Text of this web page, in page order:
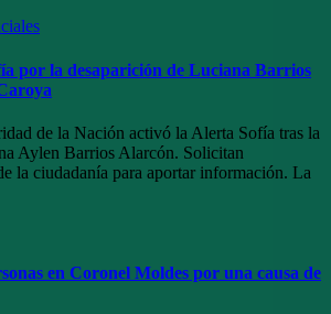
por la desaparición de Luciana Barrios
de la Nación activó la Alerta Sofía tras la
Aylen Barrios Alarcón. Solicitan
la ciudadanía para aportar información. La
en Coronel Moldes por una causa de